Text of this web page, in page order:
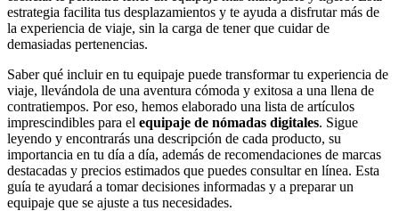
estrategia facilita tus desplazamientos y te ayuda a disfrutar más de
la experiencia de viaje, sin la carga de tener que cuidar de
demasiadas pertenencias.
Saber qué incluir en tu equipaje puede transformar tu experiencia de
viaje, llevándola de una aventura cómoda y exitosa a una llena de
contratiempos. Por eso, hemos elaborado una lista de artículos
imprescindibles para el equipaje de nómadas digitales. Sigue
leyendo y encontrarás una descripción de cada producto, su
importancia en tu día a día, además de recomendaciones de marcas
destacadas y precios estimados que puedes consultar en línea. Esta
guía te ayudará a tomar decisiones informadas y a preparar un
equipaje que se ajuste a tus necesidades.